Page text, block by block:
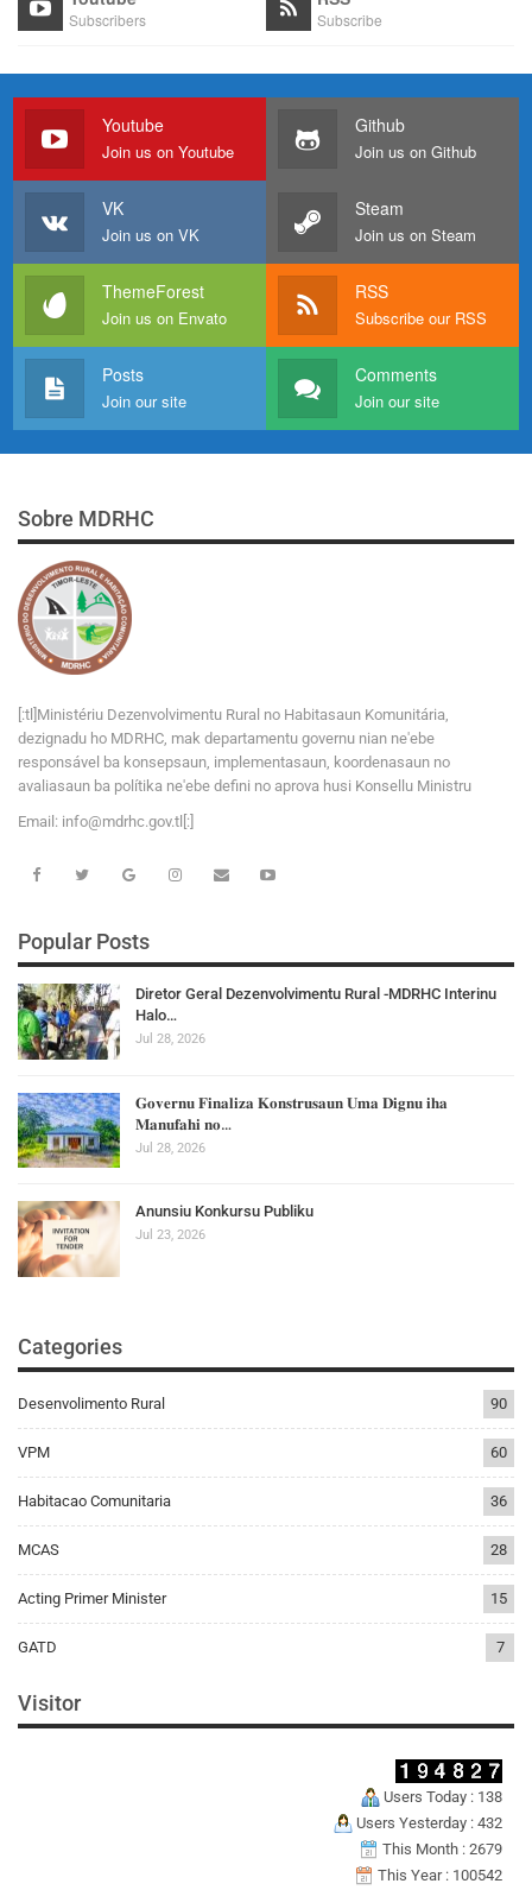
Subscribers Subscribe
Youtube
Join us on Youtube
Github
Join us on Github
VK
Join us on VK
Steam
Join us on Steam
ThemeForest
Join us on Envato
RSS
Subscribe our RSS
Posts
Join our site
Comments
Join our site
Sobre MDRHC
[:tl]Ministériu Dezenvolvimentu Rural no Habitasaun Komunitária,
dezignadu ho MDRHC, mak departamentu governu nian ne'ebe
responsável ba konsepsaun, implementasaun, koordenasaun no
avaliasaun ba polítika ne'ebe defini no aprova husi Konsellu Ministru
Email: info@md rhc.gov.tl[:]
Popular Posts
Diretor Geral Dezenvolvimentu Rural -MDRHC Interinu
Halo…
Jul 28, 2026
𝐆𝐨𝐯𝐞𝐫𝐧𝐮 𝐅𝐢𝐧𝐚𝐥𝐢𝐳𝐚 𝐊𝐨𝐧𝐬𝐭𝐫𝐮𝐬𝐚𝐮𝐧 𝐔𝐦𝐚 𝐃𝐢𝐠𝐧𝐮 𝐢𝐡𝐚
𝐌𝐚𝐧𝐮𝐟𝐚𝐡𝐢 𝐧𝐨…
Jul 28, 2026
Anunsiu Konkursu Publiku
Jul 23, 2026
Categories
Desenvolimento Rural 90
VPM 60
Habitacao Comunitaria 36
MCAS 28
Acting Primer Minister 15
GATD 7
Visitor
Users Today : 138
Users Yesterday : 432
This Month : 2679
This Year : 100542